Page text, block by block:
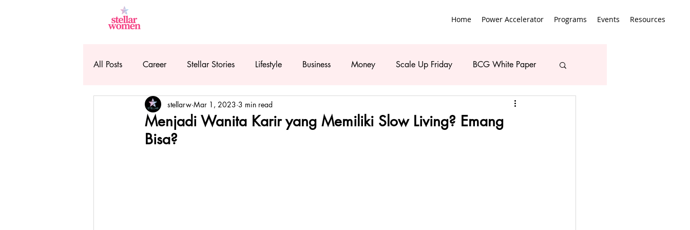
Home Power Accelerator Programs Events Resources
All Posts Career Stellar Stories Lifestyle Business Money Scale Up Friday BCG White Paper
Menjadi Wanita Karir yang Memiliki Slow Living? Emang
Bisa?
stellarw Mar 1, 2023 3 min read